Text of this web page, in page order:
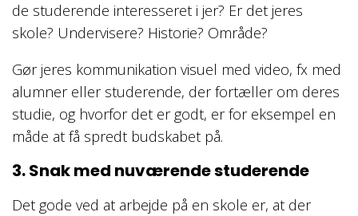
de studerende interesseret i jer? Er det jeres
skole? Undervisere? Historie? Område?
Gør jeres kommunikation visuel med video, fx med
alumner eller studerende, der fortæller om deres
studie, og hvorfor det er godt, er for eksempel en
måde at få spredt budskabet på.
3. Snak med nuværende studerende
Det gode ved at arbejde på en skole er, at der